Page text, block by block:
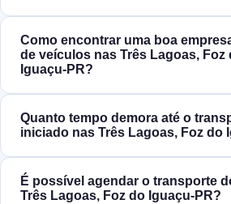
Como encontrar uma boa
de veículos nas Três Lagoas, Foz
Iguaçu‑PR?
Quanto tempo demora até o
iniciado nas Três Lagoas, Foz do
É possível agendar o transporte
Três Lagoas, Foz do Iguaçu‑PR?